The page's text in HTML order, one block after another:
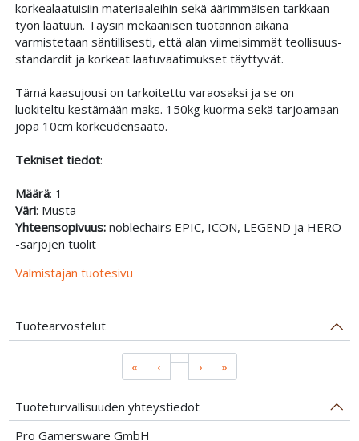
korkealaatuisiin materiaaleihin sekä äärimmäisen tarkkaan
työn laatuun. Täysin mekaanisen tuotannon aikana
varmistetaan säntillisesti, että alan viimeisimmät teollisuus-
standardit ja korkeat laatuvaatimukset täyttyvät.
Tämä kaasujousi on tarkoitettu varaosaksi ja se on
luokiteltu kestämään maks. 150kg kuorma sekä tarjoamaan
jopa 10cm korkeudensäätö.
Tekniset tiedot:
Määrä: 1
Väri: Musta
Yhteensopivuus:noblechairs EPIC, ICON, LEGEND ja HERO
-sarjojen tuolit
Valmistajan tuotesivu
Tuotearvostelut
« ‹ › »
Tuoteturvallisuuden yhteystiedot
Pro Gamersware GmbH